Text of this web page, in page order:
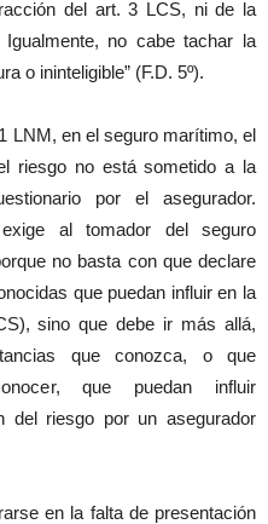
del art. 3 LCS, ni de la
no cabe tachar la
o ininteligible” (F.D. 5º).
LNM, en el seguro marítimo, el
riesgo no está sometido a la
por el asegurador.
al tomador del seguro
no basta con que declare
que puedan influir en la
sino que debe ir más allá,
que conozca, o que
que puedan influir
del riesgo por un asegurador
en la falta de presentación